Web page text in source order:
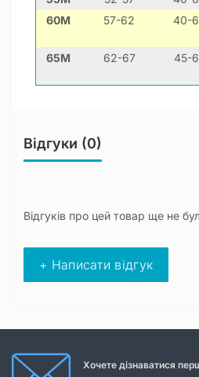
60M
57-62 40-
65M 62-67 45-
Відгуки (0)
Відгуків про цей товар ще не
+ Написати відгук
Хочете дізнаватися